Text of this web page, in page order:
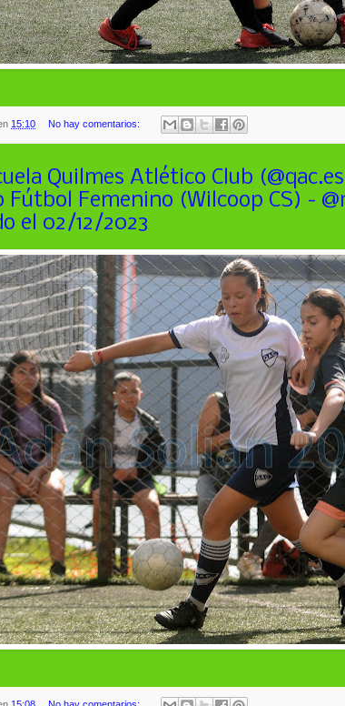
15:10 No hay comentarios:
Quilmes Atlético Club
Fútbol Femenino (Wilcoop CS) -
el 02/12/2023